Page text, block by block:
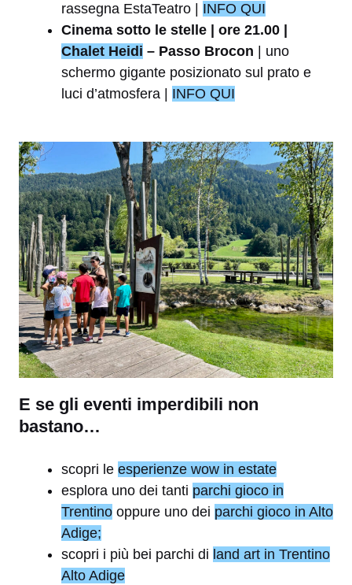
rassegna EstaTeatro | INFO QUI
Cinema sotto le stelle | ore 21.00 |
Chalet Heidi – Passo Brocon | uno
schermo gigante posizionato sul prato e
luci d’atmosfera | INFO QUI
E se gli eventi imperdibili non
bastano…
scopri le esperienze wow in estate
esplora uno dei tanti parchi gioco in
Trentino oppure uno dei parchi gioco in Alto
Adige;
scopri i più bei parchi di land art in Trentino
Alto Adige